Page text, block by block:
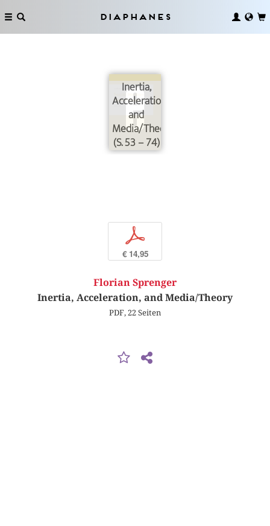
Diaphanes
Inertia,
Acceleration,
and
Media/Theory
(S. 53 – 74)
p
€ 14,95
Florian Sprenger
Inertia, Acceleration, and Media/Theory
PDF, 22 Seiten